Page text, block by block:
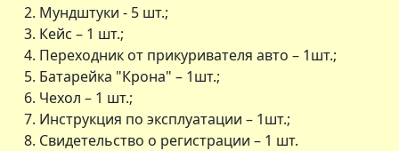
Мундштуки - 5 шт.;
Кейс – 1 шт.;
Переходник от прикуривателя авто – 1шт.;
Батарейка "Крона" – 1шт.;
Чехол – 1 шт.;
Инструкция по эксплуатации – 1шт.;
Свидетельство о регистрации – 1 шт.